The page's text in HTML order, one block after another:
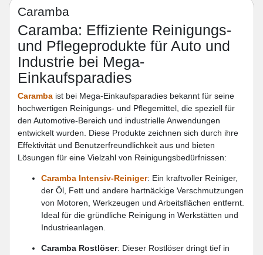
Caramba
Caramba: Effiziente Reinigungs-
und Pflegeprodukte für Auto und
Industrie bei Mega-
Einkaufsparadies
Caramba ist bei Mega-Einkaufsparadies bekannt für seine
hochwertigen Reinigungs- und Pflegemittel, die speziell für
den Automotive-Bereich und industrielle Anwendungen
entwickelt wurden. Diese Produkte zeichnen sich durch ihre
Effektivität und Benutzerfreundlichkeit aus und bieten
Lösungen für eine Vielzahl von Reinigungsbedürfnissen:
Caramba Intensiv-Reiniger: Ein kraftvoller Reiniger,
der Öl, Fett und andere hartnäckige Verschmutzungen
von Motoren, Werkzeugen und Arbeitsflächen entfernt.
Ideal für die gründliche Reinigung in Werkstätten und
Industrieanlagen.
Caramba Rostlöser: Dieser Rostlöser dringt tief in